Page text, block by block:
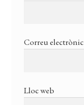
Correu electrònic
Lloc web